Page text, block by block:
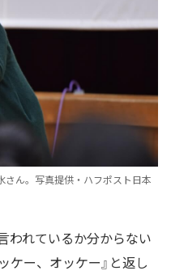
ん。写真提供・ハフポスト日本
われているか分からない
ケー、オッケー』と返し